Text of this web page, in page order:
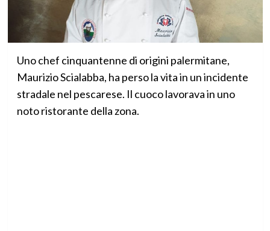
Uno chef cinquantenne di origini palermitane,
Maurizio Scialabba, ha perso la vita in un incidente
stradale nel pescarese. Il cuoco lavorava in uno
noto ristorante della zona.